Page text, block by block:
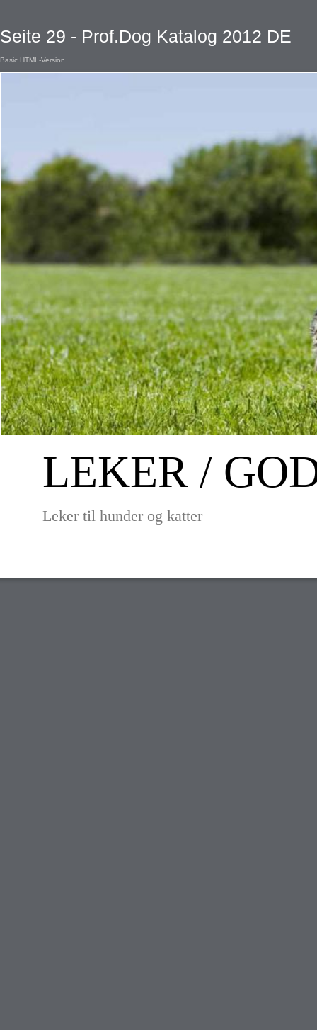
Seite 29 - Prof.Dog Katalog 2012 DE
Basic HTML-Version
LEKER /
Leker til hunder og katter